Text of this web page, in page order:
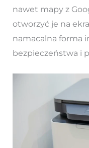
nawet mapy z
otworzyć je na
namacalna forma
bezpieczeństwa i